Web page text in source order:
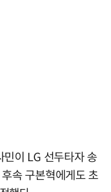
이 LG 선두타자 송
속 구본혁에게도 초